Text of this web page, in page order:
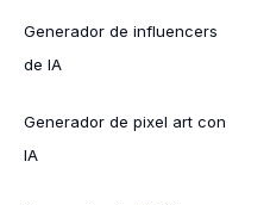
Generador de influencers
de IA
Generador de pixel art con
IA